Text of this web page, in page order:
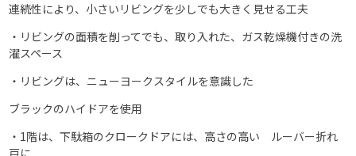
連続性により、小さいリビングを少しでも大きく見せる工夫
・リビングの面積を削ってでも、取り入れた、ガス乾燥機付きの洗
濯スペース
・リビングは、ニューヨークスタイルを意識した
ブラックのハイドアを使用
・1階は、下駄箱のクロークドアには、高さの高い ルーバー折れ
戸に